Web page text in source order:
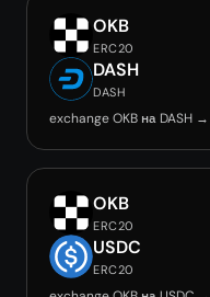
OKB
ERC20
DASH
DASH
exchange OKB на DASH →
OKB
ERC20
USDC
ERC20